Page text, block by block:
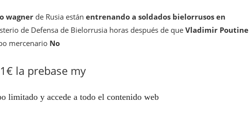
wagner de Rusia están entrenando a soldados bielorrusos en
de Defensa de Bielorrusia horas después de que Vladimir Poutine
mercenario No
la prebase my
limitado y accede a todo el contenido web